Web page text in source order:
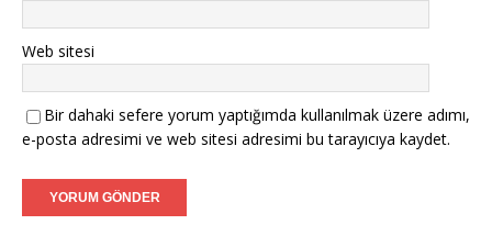
Web sitesi
Bir dahaki sefere yorum yaptığımda kullanılmak üzere adımı,
e-posta adresimi ve web sitesi adresimi bu tarayıcıya kaydet.